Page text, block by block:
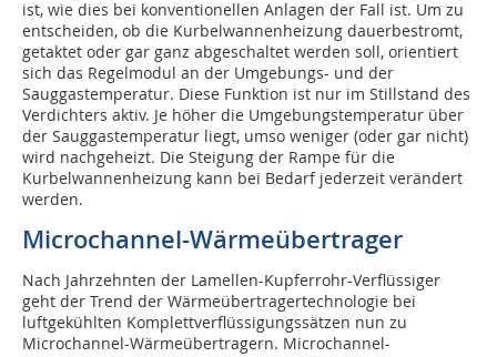
ist, wie dies bei konventionellen Anlagen der Fall ist. Um zu
entscheiden, ob die Kurbelwannenheizung dauerbestromt,
getaktet oder gar ganz abgeschaltet werden soll, orientiert
sich das Regelmodul an der Umgebungs- und der
Sauggastemperatur. Diese Funktion ist nur im Stillstand des
Verdichters aktiv. Je höher die Umgebungstemperatur über
der Sauggastemperatur liegt, umso weniger (oder gar nicht)
wird nachgeheizt. Die Steigung der Rampe für die
Kurbelwannenheizung kann bei Bedarf jederzeit verändert
werden.
Microchannel-Wärmeübertrager
Nach Jahrzehnten der Lamellen-Kupferrohr-Verflüssiger
geht der Trend der Wärmeübertragertechnologie bei
luftgekühlten Komplettverflüssigungssätzen nun zu
Microchannel-Wärmeübertragern. Microchannel-